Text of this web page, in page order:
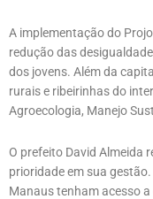
A implementação do
redução das
dos jovens. Além da
rurais e ribeirinhas do
Agroecologia, Manejo
O prefeito David Almeida
prioridade em sua
Manaus tenham acesso